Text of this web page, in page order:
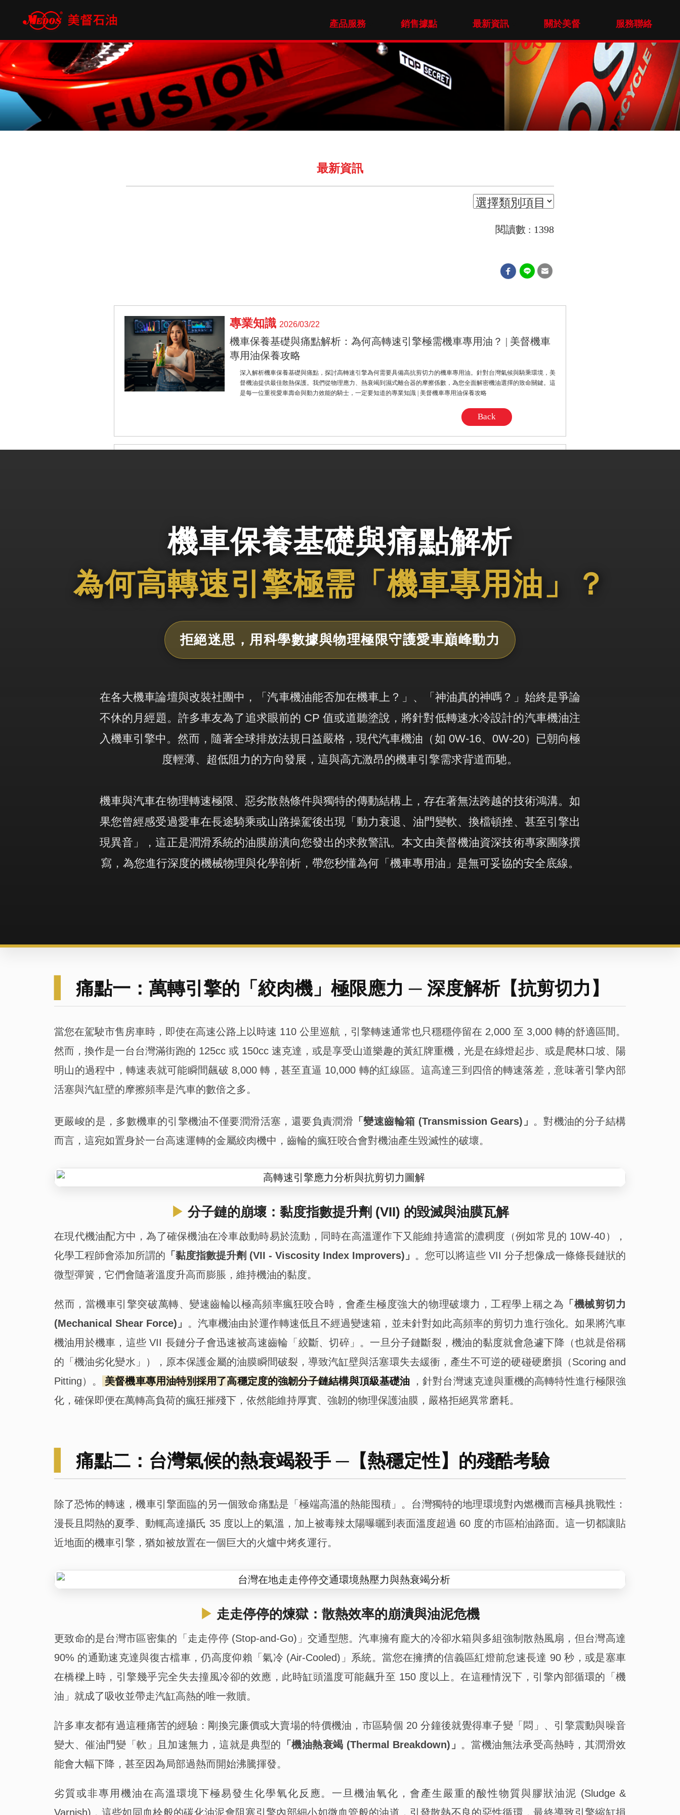
產品服務 銷售據點 最新資訊 關於美督 服務聯絡
最新資訊
閱讀數 : 1398
專業知識2026/03/22
機車保養基礎與痛點解析：為何高轉速引擎極需機車專用油？ | 美督機車
專用油保養攻略
深入解析機車保養基礎與痛點，探討高轉速引擎為何需要具備高抗剪切力的機車專用油。針對台灣氣候與騎乘環境，美
督機油提供最佳散熱保護。我們從物理應力、熱衰竭到濕式離合器的摩擦係數，為您全面解密機油選擇的致命關鍵。這
是每一位重視愛車壽命與動力效能的騎士，一定要知道的專業知識 | 美督機車專用油保養攻略
Back
機車保養基礎與痛點解析
為何高轉速引擎極需「機車專用油」？
拒絕迷思，用科學數據與物理極限守護愛車巔峰動力
在各大機車論壇與改裝社團中，「汽車機油能否加在機車上？」、「神油真的神嗎？」始終是爭論
不休的月經題。許多車友為了追求眼前的 CP 值或道聽塗說，將針對低轉速水冷設計的汽車機油注
入機車引擎中。然而，隨著全球排放法規日益嚴格，現代汽車機油（如 0W-16、0W-20）已朝向極
度輕薄、超低阻力的方向發展，這與高亢激昂的機車引擎需求背道而馳。
機車與汽車在物理轉速極限、惡劣散熱條件與獨特的傳動結構上，存在著無法跨越的技術鴻溝。如
果您曾經感受過愛車在長途騎乘或山路操駕後出現「動力衰退、油門變軟、換檔頓挫、甚至引擎出
現異音」，這正是潤滑系統的油膜崩潰向您發出的求救警訊。本文由美督機油資深技術專家團隊撰
寫，為您進行深度的機械物理與化學剖析，帶您秒懂為何「機車專用油」是無可妥協的安全底線。
痛點一：萬轉引擎的「絞肉機」極限應力 ─ 深度解析【抗剪切力】
當您在駕駛市售房車時，即使在高速公路上以時速 110 公里巡航，引擎轉速通常也只穩穩停留在 2,000 至 3,000 轉的舒適區間。
然而，換作是一台台灣滿街跑的 125cc 或 150cc 速克達，或是享受山道樂趣的黃紅牌重機，光是在綠燈起步、或是爬林口坡、陽
明山的過程中，轉速表就可能瞬間飆破 8,000 轉，甚至直逼 10,000 轉的紅線區。這高達三到四倍的轉速落差，意味著引擎內部
活塞與汽缸壁的摩擦頻率是汽車的數倍之多。
更嚴峻的是，多數機車的引擎機油不僅要潤滑活塞，還要負責潤滑 「變速齒輪箱 (Transmission Gears)」 。對機油的分子結構
而言，這宛如置身於一台高速運轉的金屬絞肉機中，齒輪的瘋狂咬合會對機油產生毀滅性的破壞。
​▶ 分子鏈的崩壞：黏度指數提升劑 (VII) 的毀滅與油膜瓦解
在現代機油配方中，為了確保機油在冷車啟動時易於流動，同時在高溫運作下又能維持適當的濃稠度（例如常見的 10W-40），
化學工程師會添加所謂的 「黏度指數提升劑 (VII - Viscosity Index Improvers)」 。您可以將這些 VII 分子想像成一條條長鏈狀的
微型彈簧，它們會隨著溫度升高而膨脹，維持機油的黏度。
然而，當機車引擎突破萬轉、變速齒輪以極高頻率瘋狂咬合時，會產生極度強大的物理破壞力，工程學上稱之為 「機械剪切力
(Mechanical Shear Force)」
。汽車機油由於運作轉速低且不經過變速箱，並未針對如此高頻率的剪切力進行強化。如果將汽車
機油用於機車，這些 VII 長鏈分子會迅速被高速齒輪「絞斷、切碎」。一旦分子鏈斷裂，機油的黏度就會急遽下降（也就是俗稱
的「機油劣化變水」），原本保護金屬的油膜瞬間破裂，導致汽缸壁與活塞環失去緩衝，產生不可逆的硬碰硬磨損（Scoring and
Pitting）。
美督機車專用油特別採用了高穩定度的強韌分子鏈結構與頂級基礎油
，針對台灣速克達與重機的高轉特性進行極限強
化，確保即便在萬轉高負荷的瘋狂摧殘下，依然能維持厚實、強韌的物理保護油膜，嚴格拒絕異常磨耗。
痛點二：台灣氣候的熱衰竭殺手 ─【熱穩定性】的殘酷考驗
除了恐怖的轉速，機車引擎面臨的另一個致命痛點是「極端高溫的熱能囤積」。台灣獨特的地理環境對內燃機而言極具挑戰性：
漫長且悶熱的夏季、動輒高達攝氏 35 度以上的氣溫，加上被毒辣太陽曝曬到表面溫度超過 60 度的市區柏油路面。這一切都讓貼
近地面的機車引擎，猶如被放置在一個巨大的火爐中烤炙運行。
​▶ 走走停停的煉獄：散熱效率的崩潰與油泥危機
更致命的是台灣市區密集的「走走停停 (Stop-and-Go)」交通型態。汽車擁有龐大的冷卻水箱與多組強制散熱風扇，但台灣高達
90% 的通勤速克達與復古檔車，仍高度仰賴「氣冷 (Air-Cooled)」系統。當您在擁擠的信義區紅燈前怠速長達 90 秒，或是塞車
在橋樑上時，引擎幾乎完全失去撞風冷卻的效應，此時缸頭溫度可能飆升至 150 度以上。在這種情況下，引擎內部循環的「機
油」就成了吸收並帶走汽缸高熱的唯一救贖。
許多車友都有過這種痛苦的經驗：剛換完廉價或大賣場的特價機油，市區騎個 20 分鐘後就覺得車子變「悶」、引擎震動與噪音
變大、催油門變「軟」且加速無力，這就是典型的 「機油熱衰竭 (Thermal Breakdown)」 。當機油無法承受高熱時，其潤滑效
能會大幅下降，甚至因為局部過熱而開始沸騰揮發。
劣質或非專用機油在高溫環境下極易發生化學氧化反應。一旦機油氧化，會產生嚴重的酸性物質與膠狀油泥 (Sludge &
Varnish)，這些如同血栓般的碳化油泥會阻塞引擎內部細小如微血管般的油道，引發散熱不良的惡性循環，最終導致引擎縮缸損